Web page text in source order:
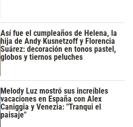
Así fue el cumpleaños de Helena, la
hija de Andy Kusnetzoff y Florencia
Suárez: decoración en tonos pastel,
globos y tiernos peluches
Melody Luz mostró sus increíbles
vacaciones en España con Alex
Caniggia y Venezia: "Tranqui el
paisaje"